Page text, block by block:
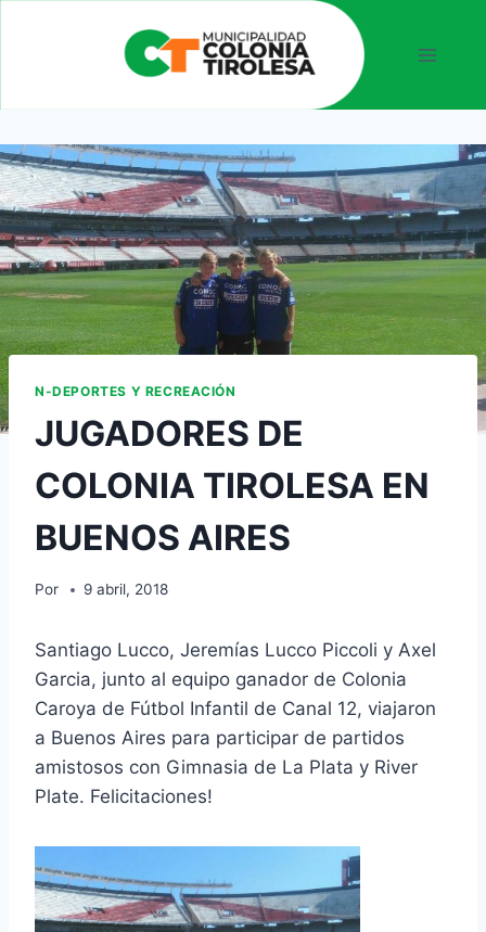
N-DEPORTES Y RECREACIÓN
JUGADORES DE
COLONIA TIROLESA EN
BUENOS AIRES
Por 9 abril, 2018
Santiago Lucco, Jeremías Lucco Piccoli y Axel
Garcia, junto al equipo ganador de Colonia
Caroya de Fútbol Infantil de Canal 12, viajaron
a Buenos Aires para participar de partidos
amistosos con Gimnasia de La Plata y River
Plate. Felicitaciones!